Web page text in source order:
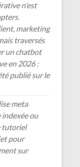
n'est
marketing
traversés
un chatbot
en 2026 :
publié sur le
meta
ou
tutoriel
pour
sur